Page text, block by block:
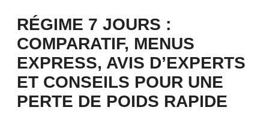
RÉGIME 7 JOURS :
COMPARATIF, MENUS
EXPRESS, AVIS D’EXPERTS
ET CONSEILS POUR UNE
PERTE DE POIDS RAPIDE